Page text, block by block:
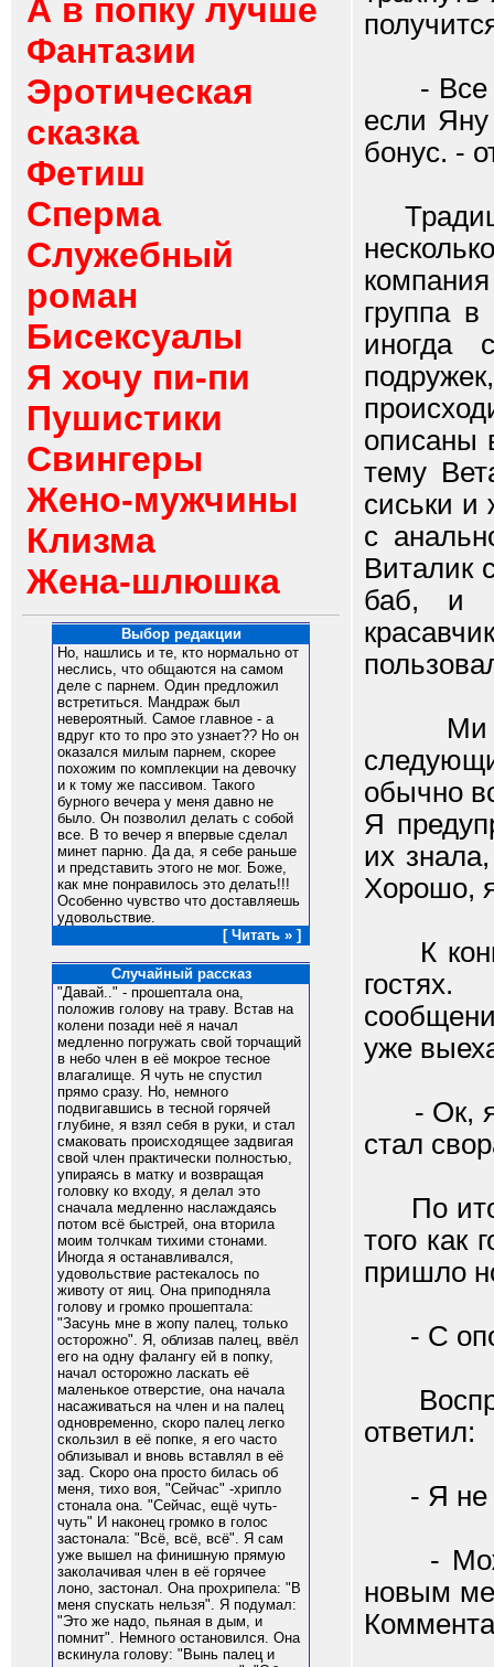
А в попку лучше
Фантазии
Эротическая
сказка
Фетиш
Сперма
Служебный
роман
Бисексуалы
Я хочу пи-пи
Пушистики
Свингеры
Жено-мужчины
Клизма
Жена-шлюшка
Выбор редакции
Но, нашлись и те, кто нормально от
неслись, что общаются на самом
деле с парнем. Один предложил
встретиться. Мандраж был
невероятный. Самое главное - а
вдруг кто то про это узнает?? Но он
оказался милым парнем, скорее
похожим по комплекции на девочку
и к тому же пассивом. Такого
бурного вечера у меня давно не
было. Он позволил делать с собой
все. В то вечер я впервые сделал
минет парню. Да да, я себе раньше
и представить этого не мог. Боже,
как мне понравилось это делать!!!
Особенно чувство что доставляешь
удовольствие.
[ Читать » ]
Случайный рассказ
"Давай.." - прошептала она,
положив голову на траву. Встав на
колени позади неё я начал
медленно погружать свой торчащий
в небо член в её мокрое тесное
влагалище. Я чуть не спустил
прямо сразу. Но, немного
подвигавшись в тесной горячей
глубине, я взял себя в руки, и стал
смаковать происходящее задвигая
свой член практически полностью,
упираясь в матку и возвращая
головку ко входу, я делал это
сначала медленно наслаждаясь
потом всё быстрей, она вторила
моим толчкам тихими стонами.
Иногда я останавливался,
удовольствие растекалось по
животу от яиц. Она приподняла
голову и громко прошептала:
"Засунь мне в жопу палец, только
осторожно". Я, облизав палец, ввёл
его на одну фалангу ей в попку,
начал осторожно ласкать её
маленькое отверстие, она начала
насаживаться на член и на палец
одновременно, скоро палец легко
скользил в её попке, я его часто
облизывал и вновь вставлял в её
зад. Скоро она просто билась об
меня, тихо воя, "Сейчас" -хрипло
стонала она. "Сейчас, ещё чуть-
чуть" И наконец громко в голос
застонала: "Всё, всё, всё". Я сам
уже вышел на финишную прямую
заколачивая член в её горячее
лоно, застонал. Она прохрипела: "В
меня спускать нельзя". Я подумал:
"Это же надо, пьяная в дым, и
помнит". Немного остановился. Она
вскинула голову: "Вынь палец и
- Все
если Яну
бонус. -
группа
иногда
описаны
тему
сиськи и
с
Виталик
баб, и
Ми
обычно
Я
их
Хорошо,
К
уже
- Ок, я
стал
По
того как
пришло
- С
ответил:
- Я не
-
новым